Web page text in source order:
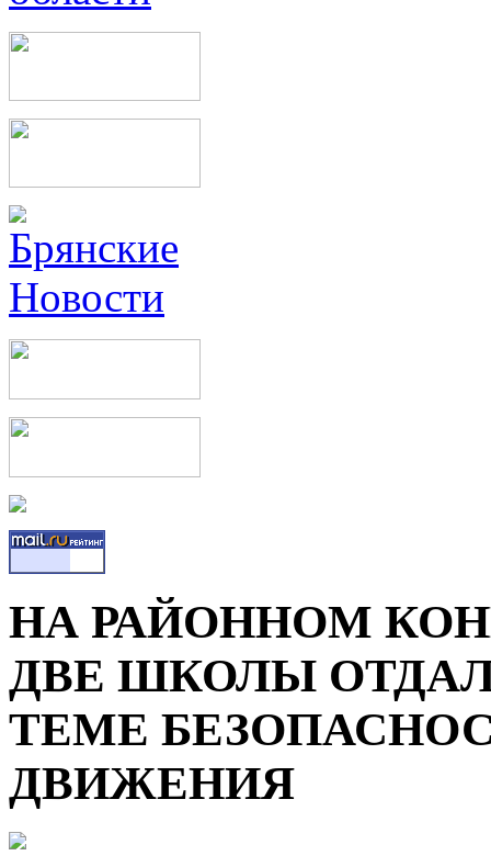
НА РАЙОННОМ
ДВЕ ШКОЛЫ
ТЕМЕ
ДВИЖЕНИЯ